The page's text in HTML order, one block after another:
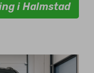
i Halmstad